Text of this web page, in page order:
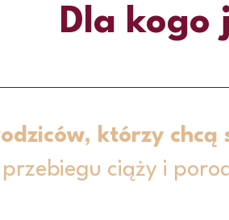
Dla kogo
którzy
ciąży i